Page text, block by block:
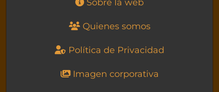
Sobre la web
Quienes somos
Política de Privacidad
Imagen corporativa